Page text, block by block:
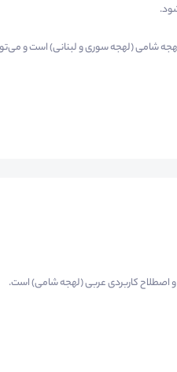
شامی (لهجه سوری و لبنانی) است و